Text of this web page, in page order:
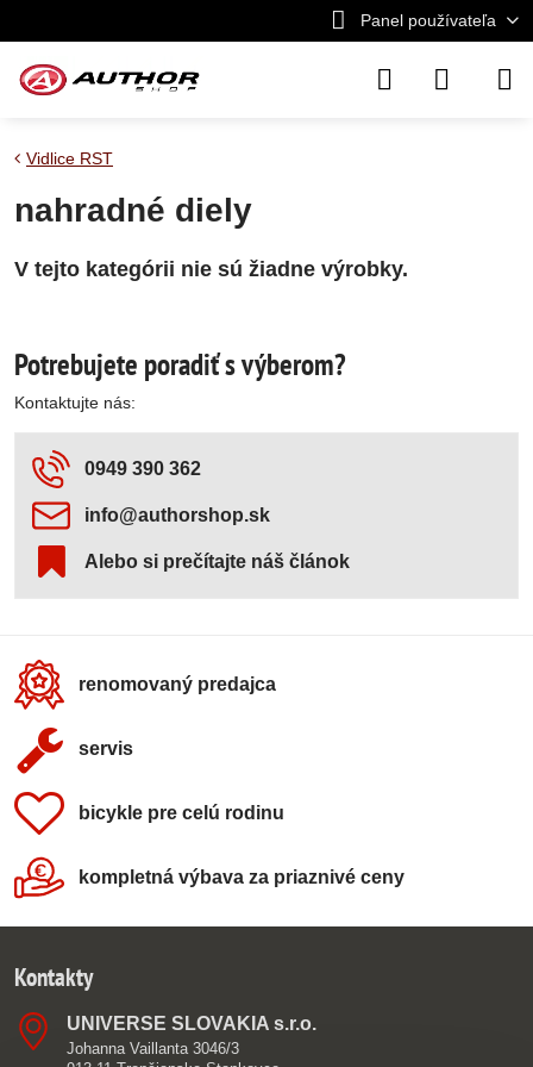
Panel používateľa
Vidlice RST
nahradné diely
Potrebujete poradiť s výberom?
Kontaktujte nás:
0949 390 362
info​@authorshop​.sk
Alebo si prečítajte náš článok
renomovaný predajca
servis
bicykle pre celú rodinu
kompletná výbava za priaznivé ceny
Kontakty
UNIVERSE SLOVAKIA s​.r​.o​.
Johanna Vaillanta 3046/3